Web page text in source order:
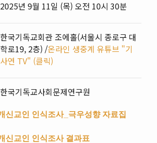
2025년 9월 11일 (목) 오전 10시 30분
한국기독교회관 조에홀(서울시 종로구 대
학로19, 2층) /온라인 생중계 유튜브 "기
사연 TV" (클릭)
한국기독교사회문제연구원
신교인 인식조사_극우성향 자료집
신교인 인식조사 결과표